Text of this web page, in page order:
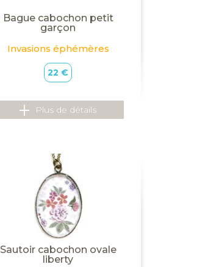
Bague cabochon petit
garçon
Invasions éphémères
22 €
Plus de détails
Sautoir cabochon ovale
liberty